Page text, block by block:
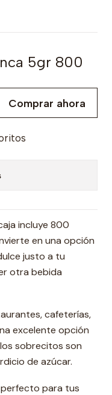
5gr 800
Comprar ahora
incluye 800
en una opción
justo a tu
otra bebida
cafeterías,
excelente opción
sobrecitos son
de azúcar.
perfecto para tus